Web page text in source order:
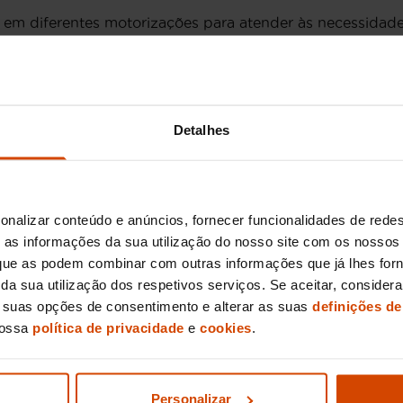
Detalhes
conteúdo e anúncios, fornecer funcionalidades de
as informações da sua utilização do nosso site com os
as podem combinar com outras informações que já lhes
sua utilização dos respetivos serviços. Se aceitar,
opções de consentimento e alterar as suas definições
política de privacidade e cookies.
Personalizar
diferentes motorizações para atender às
suave e eficiente, perfeita para deslocações
desempenho emocionante.
da Mini, como o Mini Cooper D, é uma
custos em deslocações mais longas. Para os
proporciona uma condução ecológica sem
modelos Mini, todos inspecionados
usados permite que escolhas a motorização que
Lisboa
significativamente dependendo do modelo
Minis usados a partir de 12.000 € para modelos
2018, os preços podem situar-se entre 22.000 € e
manterem o seu valor ao longo do tempo devido à